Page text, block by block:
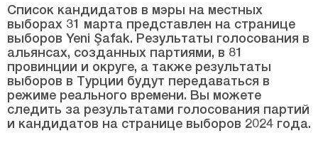
Эрзурум
Эскишехир
Газиантеп
Гиресун
Гюмюшхане
Список кандидатов в мэры на местных
выборах 31 марта представлен на странице
выборов Yeni Şafak. Результаты голосования в
альянсах, созданных партиями, в 81
провинции и округе, а также результаты
выборов в Турции будут передаваться в
режиме реального времени. Вы можете
следить за результатами голосования партий
и кандидатов на странице выборов 2024 года.